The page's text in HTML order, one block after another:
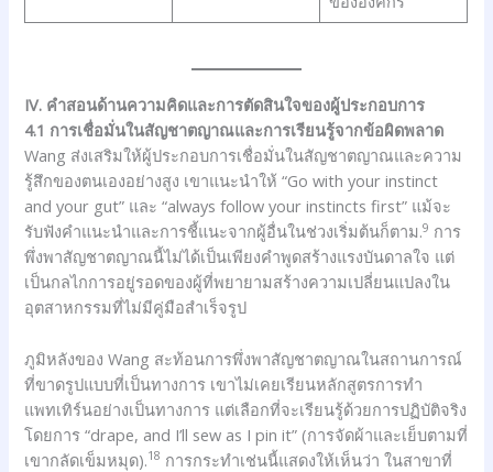
IV. คำสอนด้านความคิดและการตัดสินใจของผู้ประกอบการ
4.1 การเชื่อมั่นในสัญชาตญาณและการเรียนรู้จากข้อผิดพลาด
Wang ส่งเสริมให้ผู้ประกอบการเชื่อมั่นในสัญชาตญาณและความ
รู้สึกของตนเองอย่างสูง เขาแนะนำให้ “Go with your instinct
and your gut” และ “always follow your instincts first” แม้จะ
รับฟังคำแนะนำและการชี้แนะจากผู้อื่นในช่วงเริ่มต้นก็ตาม.9 การ
พึ่งพาสัญชาตญาณนี้ไม่ได้เป็นเพียงคำพูดสร้างแรงบันดาลใจ แต่
เป็นกลไกการอยู่รอดของผู้ที่พยายามสร้างความเปลี่ยนแปลงใน
อุตสาหกรรมที่ไม่มีคู่มือสำเร็จรูป
ภูมิหลังของ Wang สะท้อนการพึ่งพาสัญชาตญาณในสถานการณ์
ที่ขาดรูปแบบที่เป็นทางการ เขาไม่เคยเรียนหลักสูตรการทำ
แพทเทิร์นอย่างเป็นทางการ แต่เลือกที่จะเรียนรู้ด้วยการปฏิบัติจริง
โดยการ “drape, and I’ll sew as I pin it” (การจัดผ้าและเย็บตามที่
เขากลัดเข็มหมุด).18 การกระทำเช่นนี้แสดงให้เห็นว่า ในสาขาที่